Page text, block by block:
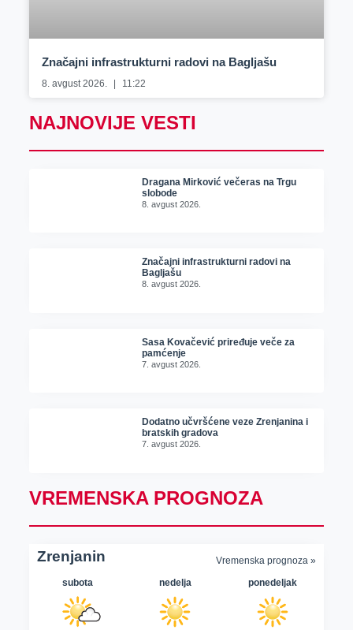
Značajni infrastrukturni radovi na Bagljašu
8. avgust 2026. 11:22
NAJNOVIJE VESTI
Dragana Mirković večeras na Trgu
slobode
8. avgust 2026.
Značajni infrastrukturni radovi na
Bagljašu
8. avgust 2026.
Sasa Kovačević priređuje veče za
pamćenje
7. avgust 2026.
Dodatno učvršćene veze Zrenjanina i
bratskih gradova
7. avgust 2026.
VREMENSKA PROGNOZA